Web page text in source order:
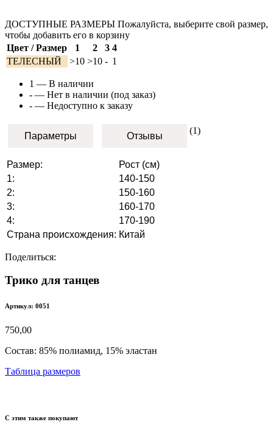
ДОСТУПНЫЕ РАЗМЕРЫ Пожалуйста, выберите свой размер,
чтобы добавить его в корзину
Цвет / Размер
1 2 3 4
ТЕЛЕСНЫЙ
>10 >10 - 1
1 — В наличии
- — Нет в наличии (под заказ)
- — Недоступно к заказу
(1)
Параметры Отзывы
Размер:
Рост (см)
1:
140-150
2:
150-160
3:
160-170
4:
170-190
Страна происхождения: Китай
Поделиться:
Трико для танцев
Артикул: 0051
750,00
Состав: 85% полиамид, 15% эластан
Таблица размеров
С этим также покупают